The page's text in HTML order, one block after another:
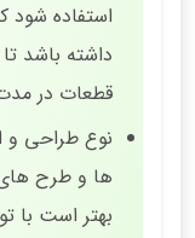
استفاده شود
داشته باشد
قطعات در مدت
نوع طراحی و
ها و طرح‌
بهتر است با